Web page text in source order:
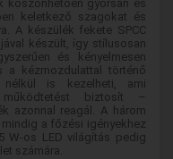
köszönhetően gyorsan és
keletkező szagokat és
A készülék fekete SPCC
készült, így stílusosan
és kényelmesen
a kézmozdulattal történő
nélkül is kezelheti, ami
működtetést biztosít –
azonnal reagál. A három
a főzési igényekhez
W-os LED világítás pedig
számára.